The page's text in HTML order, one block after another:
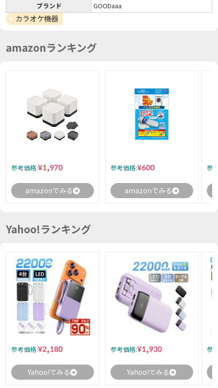
ブランド
GOODaaa
カラオケ機器
amazonランキング
参考価格:¥1,970
amazonでみる
参考価格:¥600
amazonでみる
参
Yahoo!ランキング
参考価格:¥2,180
Yahoo!でみる
参考価格:¥1,930
Yahoo!でみる
参